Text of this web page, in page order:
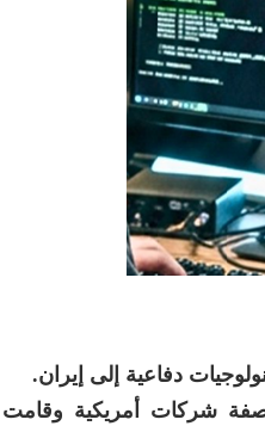
دفاعية إلى إيران.
شركات أمريكية وقامت